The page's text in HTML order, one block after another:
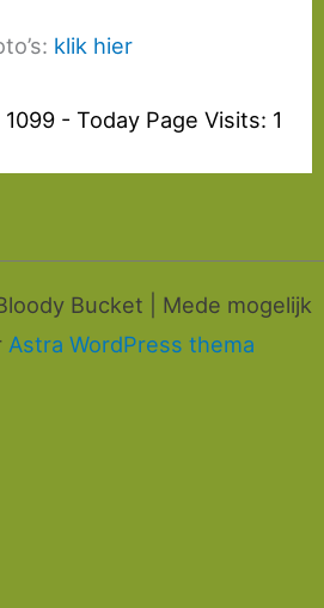
klik hier
- Today Page Visits: 1
Bucket | Mede mogelijk
Astra WordPress thema